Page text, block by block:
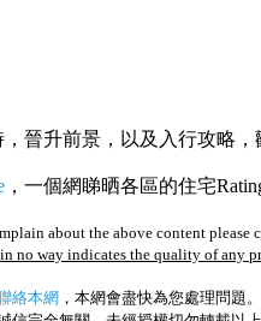
，晉升前景，以及入行攻略，
，一個網睇晒各區的住宅
about the above content please
no way indicates the quality of any
絡本網 ，本網會盡快為您處理問題。